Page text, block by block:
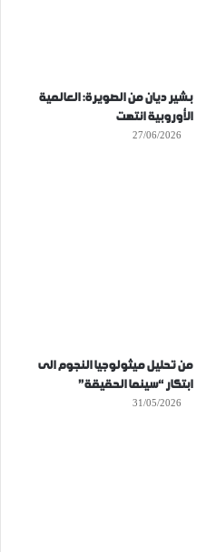
بشير ديان من الصويرة: العالمية
الأوروبية انتهت
27/06/2026
من تحليل ميثولوجيا النجوم الى
ابتكار “سينما الحقيقة”
31/05/2026